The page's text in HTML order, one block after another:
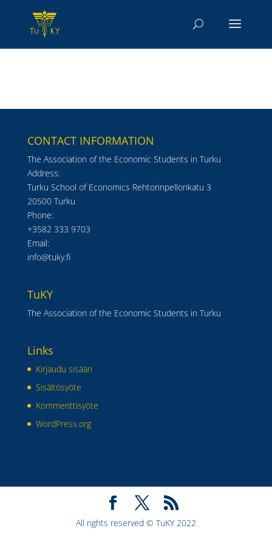
CONTACT INFORMATION
The Association of the Economic Students in Turku
Address:
Turku School of Economics Rehtorinpellonkatu 3
20500 Turku
Phone:
+3582 333 9703
Email:
info@tuky.fi
TuKY
The Association of the Economic Students in Turku
Links
Kirjaudu sisään
Sisältösyöte
Kommenttisyöte
WordPress.org
All rights reserved © TuKY 2022